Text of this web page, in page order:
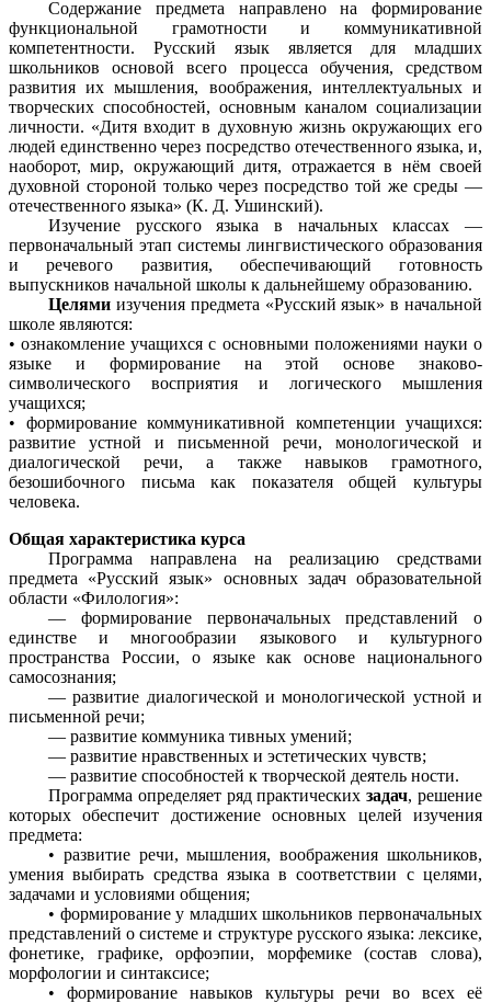
Содержание предмета направлено на формирование
функциональной грамотности и коммуникативной
компетентности. Русский язык является для младших
школьников основой всего процесса обучения, средством
развития их мышления, воображения, интеллектуальных и
творческих способностей, основным каналом социализации
личности. «Дитя входит в духовную жизнь окружающих его
людей единственно через посредство отечественного языка, и,
наоборот, мир, окружающий дитя, отражается в нём своей
духовной стороной только через посредство той же среды —
отечественного языка» (К. Д. Ушинский).
Изучение русского языка в начальных классах —
первоначальный этап системы лингвистического образования
и речевого развития, обеспечивающий готовность
выпускников начальной школы к дальнейшему образованию.
Целями изучения предмета «Русский язык» в начальной
школе являются:
• ознакомление учащихся с основными положениями науки о
языке и формирование на этой основе знаково-
символического восприятия и логического мышления
учащихся;
• формирование коммуникативной компетенции учащихся:
развитие устной и письменной речи, монологической и
диалогической речи, а также навыков грамотного,
безошибочного письма как показателя общей культуры
человека.
Общая характеристика курса
Программа направлена на реализацию средствами
предмета «Русский язык» основных задач образовательной
области «Филология»:
— формирование первоначальных представлений о
единстве и многообразии языкового и культурного
пространства России, о языке как основе национального
самосознания;
— развитие диалогической и монологической устной и
письменной речи;
— развитие коммуника тивных умений;
— развитие нравственных и эстетических чувств;
— развитие способностей к творческой деятель ности.
Программа определяет ряд практическихзадач, решение
которых обеспечит достижение основных целей изучения
предмета:
• развитие речи, мышления, воображения школьников,
умения выбирать средства языка в соответствии с целями,
задачами и условиями общения;
• формирование у младших школьников первоначальных
представлений о системе и структуре русского языка: лексике,
фонетике, графике, орфоэпии, морфемике (состав слова),
морфологии и синтаксисе;
• формирование навыков культуры речи во всех её